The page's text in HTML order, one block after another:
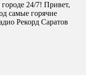
24/7! Привет,
самые горячие
Рекорд Саратов